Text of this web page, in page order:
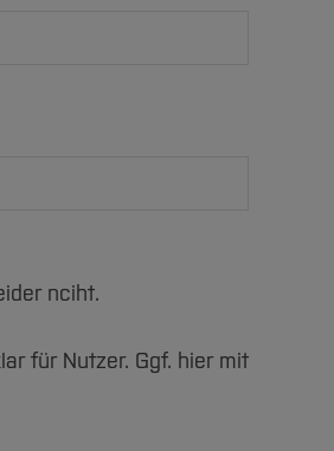
nciht.
für Nutzer. Ggf. hier mit